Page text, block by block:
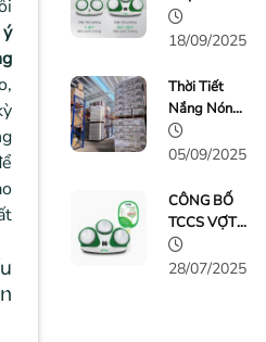
Sưởi Nhà
Tắm Phù
18/09/2025
Thời Tiết
Nắng Nóng,
Đèn Sưởi
Nhà Tắm
"Nóng"
Không Kém
05/09/2025
CÔNG BỐ
TCCS VỢT
BẮT MUỖI
ĐIỆN - ĐÈN
28/07/2025